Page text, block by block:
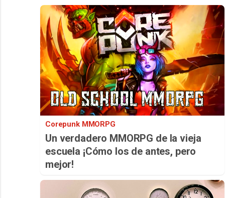
Corepunk MMORPG
Un verdadero MMORPG de la vieja
escuela ¡Cómo los de antes, pero
mejor!